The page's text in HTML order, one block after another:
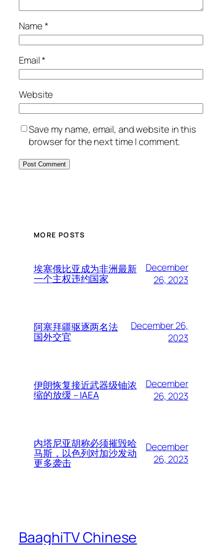
Name*
Email*
Website
Save my name, email, and website in this
browser for the next time I comment.
MORE POSTS
埃塞俄比亚成为非洲最新
一个主权违约国家
December
26, 2023
阿塞拜疆驱逐两名法
国外交官
December 26,
2023
伊朗恢复接近武器级铀浓
缩的放缓 – IAEA
December
26, 2023
内塔尼亚胡称必须摧毁哈
马斯，以色列对加沙发动
更多袭击
December
26, 2023
BaaghiTV Chinese